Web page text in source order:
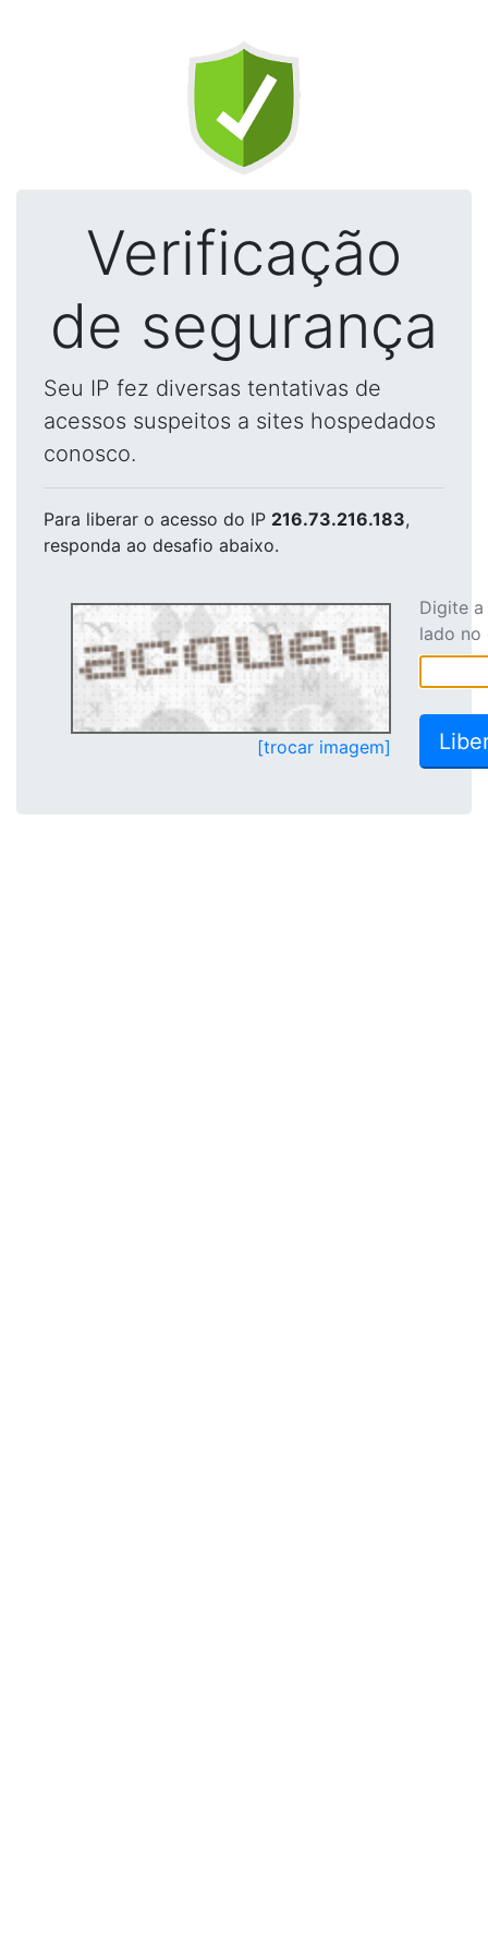
Verificação
de segurança
Seu IP fez diversas tentativas de
acessos suspeitos a sites hospedados
conosco.
Para liberar o acesso do IP 216.73.216.183,
responda ao desafio abaixo.
[trocar imagem]
Digite
lado no